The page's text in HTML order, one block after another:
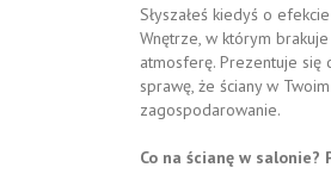
Słyszałeś kiedyś o
Wnętrze, w którym
atmosferę. Prezentuje się
sprawę, że ściany w
zagospodarowanie.
Co na ścianę w salonie?